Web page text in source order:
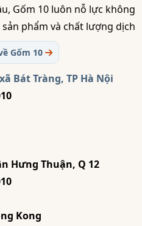
Gốm 10 luôn nỗ lực không
phẩm và chất lượng dịch
Gốm 10
Bát Tràng, TP Hà Nội
Hưng Thuận, Q 12
Kong